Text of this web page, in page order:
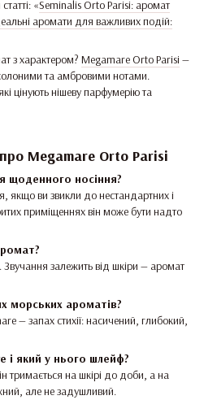
«Seminalis Orto Parisi: аромат
аромати для важливих подій:
з характером? Megamare Orto Parisi —
та амбровими нотами.
цінують нішеву парфумерію та
Megamare Orto Parisi
щоденного носіння?
ви звикли до нестандартних і
приміщеннях він може бути надто
Звучання залежить від шкіри — аромат
морських ароматів?
— запах стихії: насичений, глибокий,
і який у нього шлейф?
тримається на шкірі до доби, а на
але не задушливий.